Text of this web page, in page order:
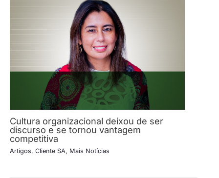
Cultura organizacional deixou de ser
discurso e se tornou vantagem
competitiva
Artigos, Cliente SA, Mais Notícias